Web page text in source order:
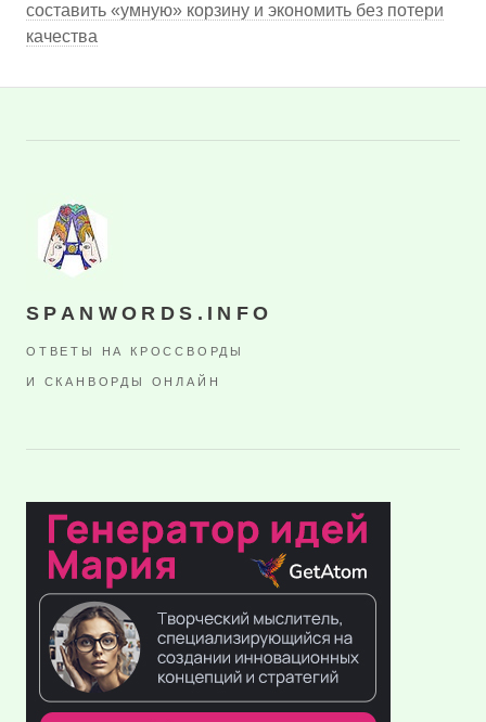
составить «умную» корзину и экономить без потери
качества
SPANWORDS.INFO
ОТВЕТЫ НА КРОССВОРДЫ
И СКАНВОРДЫ ОНЛАЙН